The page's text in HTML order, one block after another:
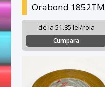
Orabond 1852TM
de la 51.85 lei/rola
Cumpara